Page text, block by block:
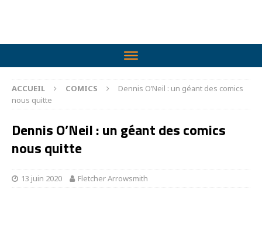
ACCUEIL COMICS
Dennis O’Neil : un géant des comics
nous quitte
Dennis O’Neil : un géant des comics
nous quitte
13 juin 2020 Fletcher Arrowsmith